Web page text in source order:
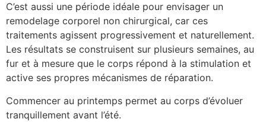
C’est aussi une période idéale pour envisager un
remodelage corporel non chirurgical, car ces
traitements agissent progressivement et naturellement.
Les résultats se construisent sur plusieurs semaines, au
fur et à mesure que le corps répond à la stimulation et
active ses propres mécanismes de réparation.
Commencer au printemps permet au corps d’évoluer
tranquillement avant l’été.